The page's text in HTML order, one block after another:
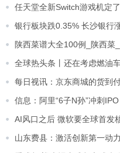
任天堂全新Switch游戏机定
银行板块跌0.35% 长沙银行
陕西菜谱大全100例_陕西菜
全球热头条丨还在考虑燃油
每日视讯：京东商城的货到
信息：阿里“6子N孙”冲刺
AI风口之后 微软要全球首发
山东费县：激活创新第一动